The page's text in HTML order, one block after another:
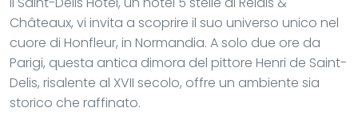
Châteaux, vi invita a scoprire il suo universo unico nel
cuore di Honfleur, in Normandia. A solo due ore da
Parigi, questa antica dimora del pittore Henri de Saint-
Delis, risalente al XVII secolo, offre un ambiente sia
storico che raffinato.